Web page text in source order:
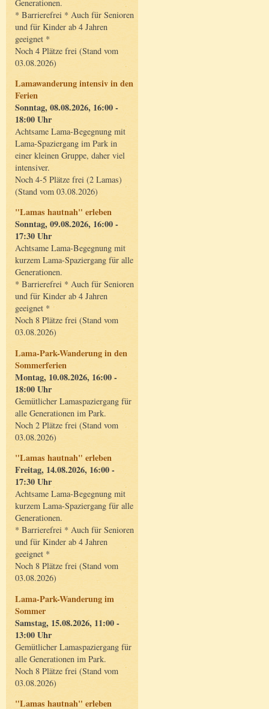
Generationen.
* Barrierefrei * Auch für Senioren
und für Kinder ab 4 Jahren
geeignet *
Noch 4 Plätze frei (Stand vom
03.08.2026)
Lamawanderung intensiv in den
Ferien
Sonntag, 08.08.2026, 16:00 -
18:00 Uhr
Achtsame Lama-Begegnung mit
Lama-Spaziergang im Park in
einer kleinen Gruppe, daher viel
intensiver.
Noch 4-5 Plätze frei (2 Lamas)
(Stand vom 03.08.2026)
"Lamas hautnah" erleben
Sonntag, 09.08.2026, 16:00 -
17:30 Uhr
Achtsame Lama-Begegnung mit
kurzem Lama-Spaziergang für alle
Generationen.
* Barrierefrei * Auch für Senioren
und für Kinder ab 4 Jahren
geeignet *
Noch 8 Plätze frei (Stand vom
03.08.2026)
Lama-Park-Wanderung in den
Sommerferien
Montag, 10.08.2026, 16:00 -
18:00 Uhr
Gemütlicher Lamaspaziergang für
alle Generationen im Park.
Noch 2 Plätze frei (Stand vom
03.08.2026)
"Lamas hautnah" erleben
Freitag, 14.08.2026, 16:00 -
17:30 Uhr
Achtsame Lama-Begegnung mit
kurzem Lama-Spaziergang für alle
Generationen.
* Barrierefrei * Auch für Senioren
und für Kinder ab 4 Jahren
geeignet *
Noch 8 Plätze frei (Stand vom
03.08.2026)
Lama-Park-Wanderung im
Sommer
Samstag, 15.08.2026, 11:00 -
13:00 Uhr
Gemütlicher Lamaspaziergang für
alle Generationen im Park.
Noch 8 Plätze frei (Stand vom
03.08.2026)
"Lamas hautnah" erleben